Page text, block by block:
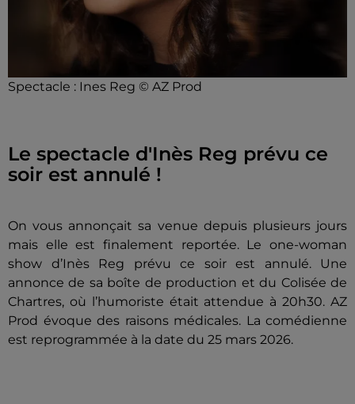
Spectacle : Ines Reg © AZ Prod
Le spectacle d'Inès Reg prévu ce
soir est annulé !
On vous annonçait sa venue depuis plusieurs jours
mais elle est finalement reportée. Le one-woman
show d’Inès Reg prévu ce soir est annulé. Une
annonce de sa boîte de production et du Colisée de
Chartres, où l’humoriste était attendue à 20h30. AZ
Prod évoque des raisons médicales. La comédienne
est reprogrammée à la date du 25 mars 2026.